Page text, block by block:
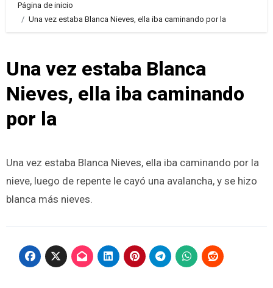
Página de inicio
Una vez estaba Blanca Nieves, ella iba caminando por la
Una vez estaba Blanca
Nieves, ella iba caminando
por la
Una vez estaba Blanca Nieves, ella iba caminando por la
nieve, luego de repente le cayó una avalancha, y se hizo
blanca más nieves.